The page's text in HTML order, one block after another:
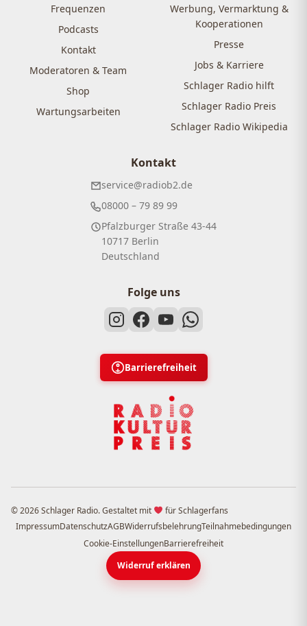
Frequenzen
Podcasts
Kontakt
Moderatoren & Team
Shop
Wartungsarbeiten
Werbung, Vermarktung &
Kooperationen
Presse
Jobs & Karriere
Schlager Radio hilft
Schlager Radio Preis
Schlager Radio Wikipedia
Kontakt
service@radiob2.de
08000 – 79 89 99
Pfalzburger Straße 43-44
10717 Berlin
Deutschland
Folge uns
Barrierefreiheit
© 2026 Schlager Radio. Gestaltet mit
für Schlagerfans
ImpressumDatenschutzAGBWiderrufsbelehrungTeilnahmebedingungen
Cookie-EinstellungenBarrierefreiheit
Widerruf erklären